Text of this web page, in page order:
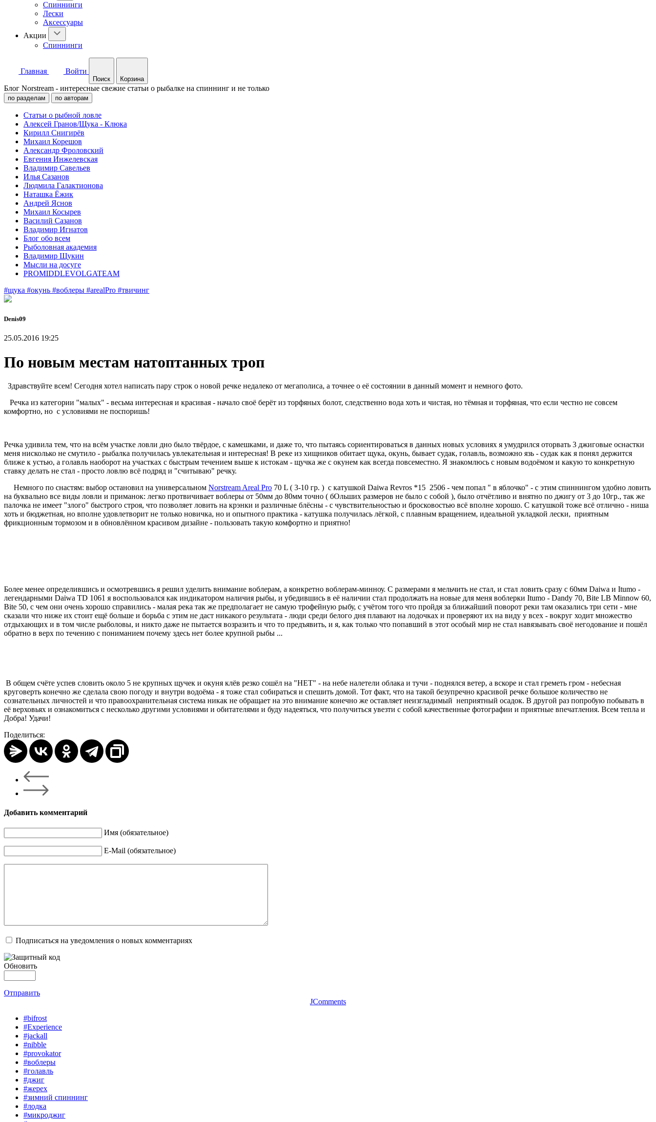
Спиннинги
Лески
Аксессуары
Акции
Спиннинги
Главная Войти
Поиск Корзина
Блог Norstream - интересные свежие статьи о рыбалке на спиннинг и не только
по разделам по авторам
Статьи о рыбной ловле
Алексей Гранов/Щука - Клюка
Кирилл Снигирёв
Михаил Корешов
Александр Фроловский
Евгения Инжелевская
Владимир Савельев
Илья Сазанов
Людмила Галактионова
Наташка Ёжик
Андрей Яснов
Михаил Косырев
Василий Сазанов
Владимир Игнатов
Блог обо всем
Рыболовная академия
Владимир Щукин
Мысли на досуге
PROMIDDLEVOLGATEAM
#щука #окунь #воблеры #arealPro #твичинг
Denis09
25.05.2016 19:25
По новым местам натоптанных троп
Здравствуйте всем! Сегодня хотел написать пару строк о новой речке недалеко от мегаполиса, а точнее о её состоянии в данный момент и немного фото.
Речка из категории "малых" - весьма интересная и красивая - начало своё берёт из торфяных болот, следственно вода хоть и чистая, но тёмная и торфяная, что если честно не совсем
комфортно, но с условиями не поспоришь!
Речка удивила тем, что на всём участке ловли дно было твёрдое, с камешками, и даже то, что пытаясь сориентироваться в данных новых условиях я умудрился оторвать 3 джиговые оснастки
меня нисколько не смутило - рыбалка получилась увлекательная и интересная! В реке из хищников обитает щука, окунь, бывает судак, голавль, возможно язь - судак как я понял держится
ближе к устью, а голавль наоборот на участках с быстрым течением выше к истокам - щучка же с окунем как всегда повсеместно. Я знакомлюсь с новым водоёмом и какую то конкретную
ставку делать не стал - просто ловлю всё подряд и "считываю" речку.
Немного по снастям: выбор остановил на универсальном Norstream Areal Pro 70 L ( 3-10 гр. ) с катушкой Daiwa Revros *15 2506 - чем попал " в яблочко" - с этим спиннингом удобно ловить
на буквально все виды ловли и приманок: легко протвичивает воблеры от 50мм до 80мм точно ( бОльших размеров не было с собой ), было отчётливо и внятно по джигу от 3 до 10гр., так же
палочка не имеет "злого" быстрого строя, что позволяет ловить на крэнки и различные блёсны - с чувствительностью и бросковостью всё вполне хорошо. С катушкой тоже всё отлично - ниша
хоть и бюджетная, но вполне удовлетворит не только новичка, но и опытного практика - катушка получилась лёгкой, с плавным вращением, идеальной укладкой лески, приятным
фрикционным тормозом и в обновлённом красивом дизайне - пользовать такую комфортно и приятно!
Более менее определившись и осмотревшись я решил уделить внимание воблерам, а конкретно воблерам-минноу. С размерами я мельчить не стал, и стал ловить сразу с 60мм Daiwa и Itumo -
легендарными Daiwa TD 1061 я воспользовался как индикатором наличия рыбы, и убедившись в её наличии стал продолжать на новые для меня воблерки Itumo - Dandy 70, Bite LB Minnow 60,
Bite 50, с чем они очень хорошо справились - малая река так же предполагает не самую трофейную рыбу, с учётом того что пройдя за ближайший поворот реки там оказались три сети - мне
сказали что ниже их стоит ещё больше и борьба с этим не даст никакого результата - люди среди белого дня плавают на лодочках и проверяют их на виду у всех - вокруг ходит множество
отдыхающих и в том числе рыболовы, и никто даже не пытается возразить и что то предъявить, и я, как только что попавший в этот особый мир не стал навязывать своё негодование и пошёл
обратно в верх по течению с пониманием почему здесь нет более крупной рыбы ...
В общем счёте успев словить около 5 не крупных щучек и окуня клёв резко сошёл на "НЕТ" - на небе налетели облака и тучи - поднялся ветер, а вскоре и стал греметь гром - небесная
круговерть конечно же сделала свою погоду и внутри водоёма - я тоже стал собираться и спешить домой. Тот факт, что на такой безупречно красивой речке большое количество не
сознательных личностей и что правоохранительная система никак не обращает на это внимание конечно же оставляет неизгладимый неприятный осадок. В другой раз попробую побывать в
её верховьях и ознакомиться с несколько другими условиями и обитателями и буду надеяться, что получиться увезти с собой качественные фотографии и приятные впечатления. Всем тепла и
Добра! Удачи!
Поделиться:
Добавить комментарий
Имя (обязательное)
E-Mail (обязательное)
Подписаться на уведомления о новых комментариях
Обновить
Отправить
JComments
#bifrost
#Experience
#jackall
#nibble
#provokator
#воблеры
#голавль
#джиг
#жерех
#зимний спиннинг
#лодка
#микроджиг